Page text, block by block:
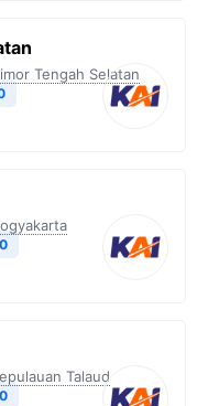
Tengah Selatan
Talaud